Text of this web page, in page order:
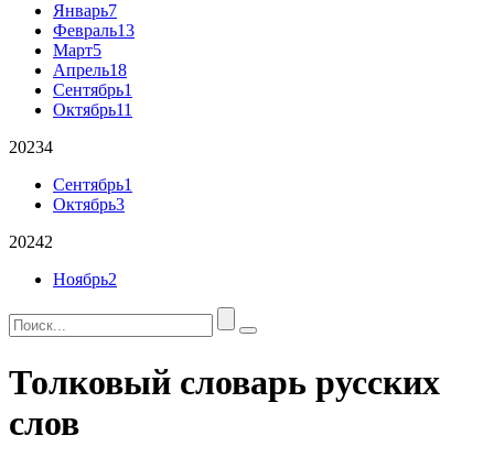
Январь7
Февраль13
Март5
Апрель18
Сентябрь1
Октябрь11
20234
Сентябрь1
Октябрь3
20242
Ноябрь2
Толковый словарь русских
слов